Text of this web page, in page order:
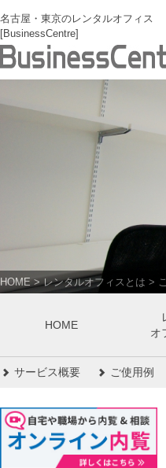
名古屋・東京のレンタルオフィス
[BusinessCentre]
HOME>レンタルオフィスとは >
HOME
オ
サービス概要 ご使用例